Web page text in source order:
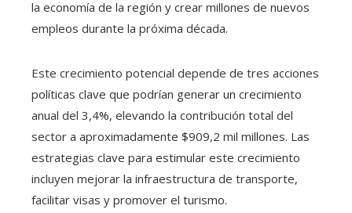
la economía de la región y crear millones de nuevos
empleos durante la próxima década.
Este crecimiento potencial depende de tres acciones
políticas clave que podrían generar un crecimiento
anual del 3,4%, elevando la contribución total del
sector a aproximadamente $909,2 mil millones. Las
estrategias clave para estimular este crecimiento
incluyen mejorar la infraestructura de transporte,
facilitar visas y promover el turismo.